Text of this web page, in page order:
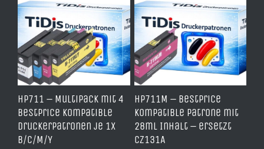
HP711 – Multipack mit 4
BestPrice kompatible
Druckerpatronen je 1x
B/C/M/Y
HP711M – BestPrice
kompatible Patrone mit
28ml Inhalt – ersetzt
CZ131A